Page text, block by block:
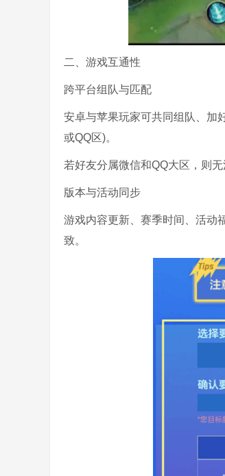
二、游戏互通性
跨平台组队与匹配
安卓与苹果玩家可共同组队、加
或QQ区)。
若好友分属微信和QQ大区，则无
版本与活动同步
游戏内容更新、赛季时间、活动
致。